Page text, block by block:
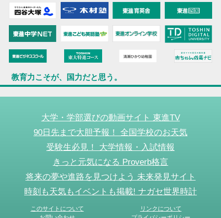
教育力こそが、国力だと思う。
大学・学部選びの動画サイト 東進TV
90日先まで大胆予報！ 全国学校のお天気
受験生必見！ 大学情報・入試情報
きっと元気になる Proverb格言
将来の夢や進路を見つけよう 未来発見サイト
時刻も天気もイベントも掲載! ナガセ世界時計
このサイトについて
リンクについて